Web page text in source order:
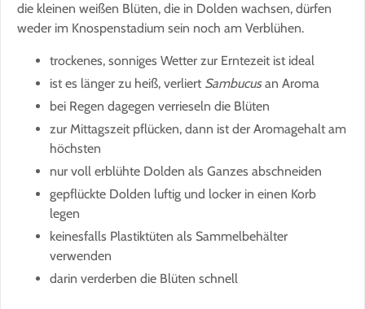
die kleinen weißen Blüten, die in Dolden wachsen, dürfen
weder im Knospenstadium sein noch am Verblühen.
trockenes, sonniges Wetter zur Erntezeit ist ideal
ist es länger zu heiß, verliert Sambucusan Aroma
bei Regen dagegen verrieseln die Blüten
zur Mittagszeit pflücken, dann ist der Aromagehalt am
höchsten
nur voll erblühte Dolden als Ganzes abschneiden
gepflückte Dolden luftig und locker in einen Korb
legen
keinesfalls Plastiktüten als Sammelbehälter
verwenden
darin verderben die Blüten schnell